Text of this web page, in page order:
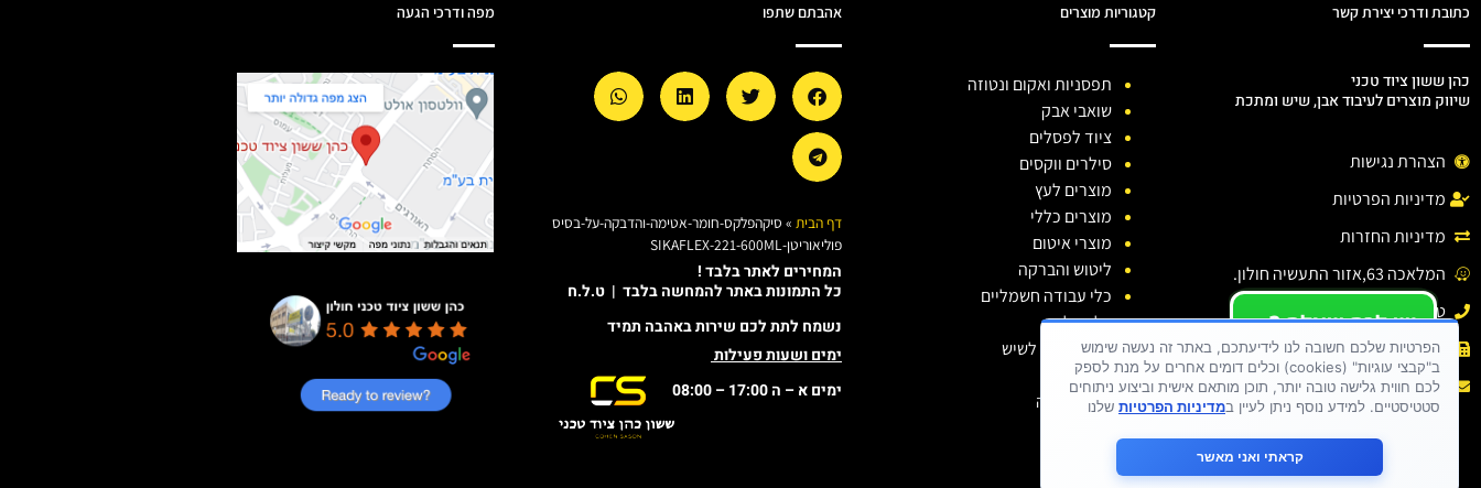
כתובת ודרכי יצירת קשר
כהן ששון ציוד טכני
שיווק מוצרים לעיבוד אבן, שיש ומתכת
הצהרת נגישות
מדיניות הפרטיות
מדיניות החזרות
המלאכה 63,אזור התעשיה חולון.
טלפון: 03-6138810
פקס : 03-6138810
אימייל :sason.cohen26@gmail.com
קטגוריות מוצרים
תפסניות ואקום ונטוזה
שואבי אבק
ציוד לפסלים
סילרים ווקסים
מוצרים לעץ
מוצרים כללי
מוצרי איטום
ליטוש והברקה
כלי עבודה חשמליים
כלי יהלום
חומרי ניקוי לשיש
דבקים
בגדי עבודה
אהבתם שתפו
דף הבית » סיקהפלקס-חומר-אטימה-והדבקה-על-בסיס
פוליאוריטן-SIKAFLEX-221-600ML
המחירים לאתר בלבד !
כל התמונות באתר להמחשה בלבד | ט.ל.ח
נשמח לתת לכם שירות באהבה תמיד
ימים ושעות פעילות
ימים א – ה 17:00 – 08:00
מפה ודרכי הגעה
יש לכם שאלה ?
יש לכם בעיה ?
כתבו לנו
הפרטיות שלכם חשובה לנו לידיעתכם, באתר זה נעשה שימוש
ב"קבצי עוגיות" (cookies) וכלים דומים אחרים על מנת לספק
לכם חווית גלישה טובה יותר, תוכן מותאם אישית וביצוע ניתוחים
סטטיסטיים. למידע נוסף ניתן לעיין במדיניות הפרטיות שלנו
קראתי ואני מאשר